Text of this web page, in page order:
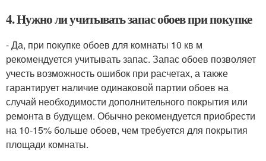
4. Нужно ли учитывать запас обоев при покупке
- Да, при покупке обоев для комнаты 10 кв м
рекомендуется учитывать запас. Запас обоев позволяет
учесть возможность ошибок при расчетах, а также
гарантирует наличие одинаковой партии обоев на
случай необходимости дополнительного покрытия или
ремонта в будущем. Обычно рекомендуется приобрести
на 10-15% больше обоев, чем требуется для покрытия
площади комнаты.